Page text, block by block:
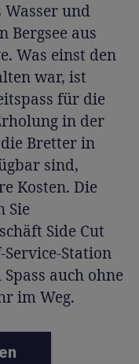
Wasser und
Bergsee aus
Was einst den
war, ist
für die
in der
Bretter in
sind,
Kosten. Die
Sie
Side Cut
Station
auch ohne
im Weg.